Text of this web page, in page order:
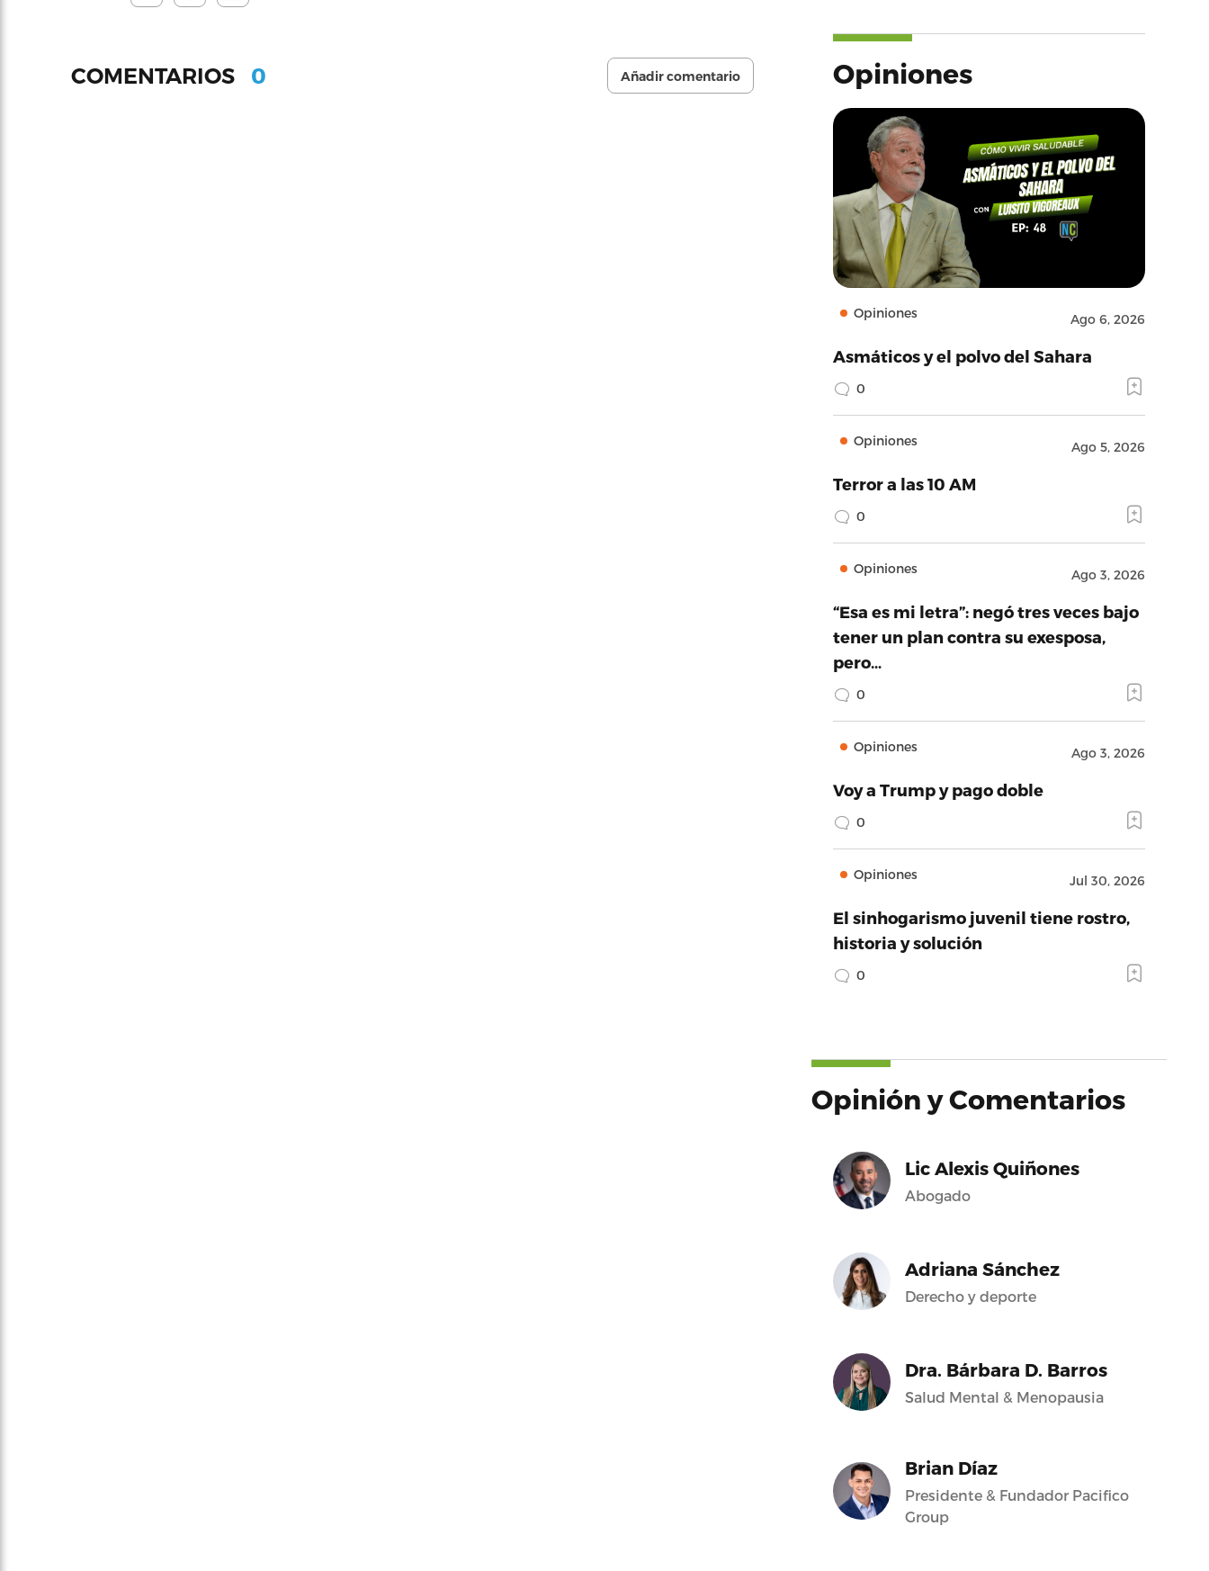
COMENTARIOS 0 Añadir comentario Opiniones
Opiniones Ago 6, 2026
Asmáticos y el polvo del Sahara
0
Opiniones Ago 5, 2026
Terror a las 10 AM
0
Opiniones Ago 3, 2026
“Esa es mi letra”: negó tres veces bajo
tener un plan contra su exesposa,
pero…
0
Opiniones Ago 3, 2026
Voy a Trump y pago doble
0
Opiniones Jul 30, 2026
El sinhogarismo juvenil tiene rostro,
historia y solución
0
Opinión y Comentarios
Lic Alexis Quiñones
Abogado
Adriana Sánchez
Derecho y deporte
Dra. Bárbara D. Barros
Salud Mental & Menopausia
Brian Díaz
Presidente & Fundador Pacifico
Group